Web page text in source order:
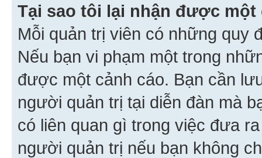
Tại sao tôi lại nhận được một
Mỗi quản trị viên có những quy
Nếu bạn vi phạm một trong
được một cảnh cáo. Bạn cần
người quản trị tại diễn đàn mà
có liên quan gì trong việc đưa
người quản trị nếu bạn không